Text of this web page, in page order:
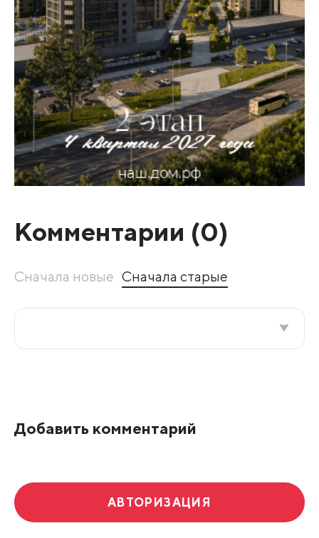
Комментарии (0)
Сначала новые Сначала старые
Добавить комментарий
АВТОРИЗАЦИЯ